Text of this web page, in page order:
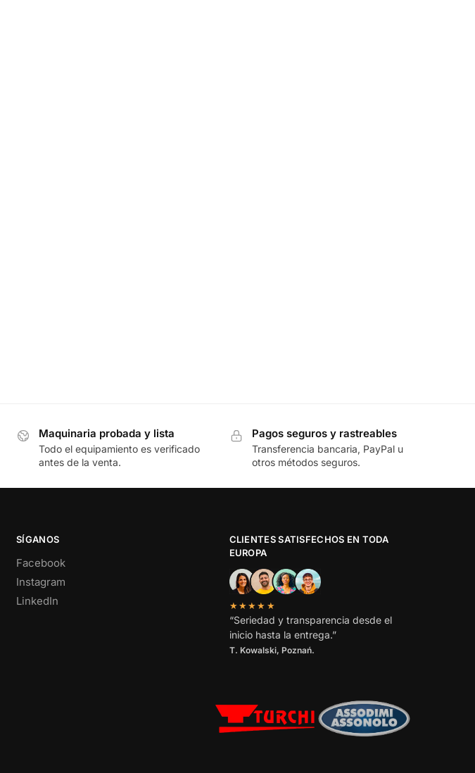
Maquinaria probada y lista
Todo el equipamiento es verificado
antes de la venta.
Pagos seguros y rastreables
Transferencia bancaria, PayPal u
otros métodos seguros.
SÍGANOS
Facebook
Instagram
LinkedIn
CLIENTES SATISFECHOS EN TODA
EUROPA
★★★★★
“Seriedad y transparencia desde el
inicio hasta la entrega.”
T. Kowalski, Poznań.